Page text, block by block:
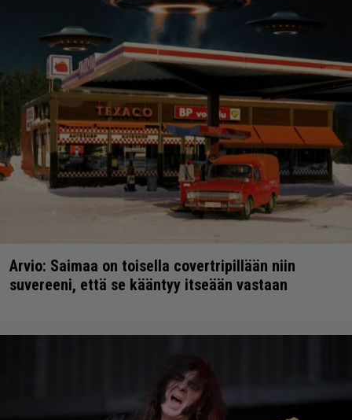
Arvio: Saimaa on toisella covertripillään niin
suvereeni, että se kääntyy itseään vastaan